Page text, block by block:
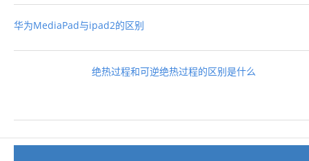
华为MediaPad与ipad2的区别
绝热过程和可逆绝热过程的区别是什么